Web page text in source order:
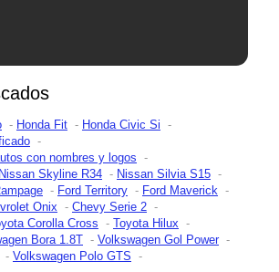
Honda Fit
Honda Civic Si
con nombres y logos
Nissan Skyline R34
Nissan Silvia S15
Ford Territory
Ford Maverick
Onix
Chevy Serie 2
Corolla Cross
Toyota Hilux
Bora 1.8T
Volkswagen Gol Power
Volkswagen Polo GTS